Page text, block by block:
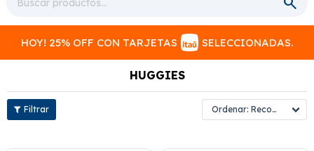
HOY! 25% OFF CON TARJETAS SELECCIONADAS.
HUGGIES
Recomendados